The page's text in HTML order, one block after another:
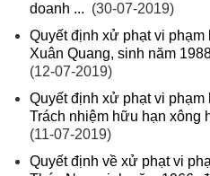
doanh ... (30-07-2019)
Quyết định xử phạt vi
Xuân Quang, sinh năm
(12-07-2019)
Quyết định xử phạt vi
Trách nhiệm hữu hạn xông
(11-07-2019)
Quyết định về xử phạt vi